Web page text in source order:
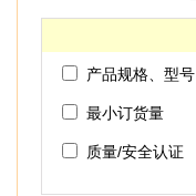
产品规格、型号
最小订货量
质量/安全认证